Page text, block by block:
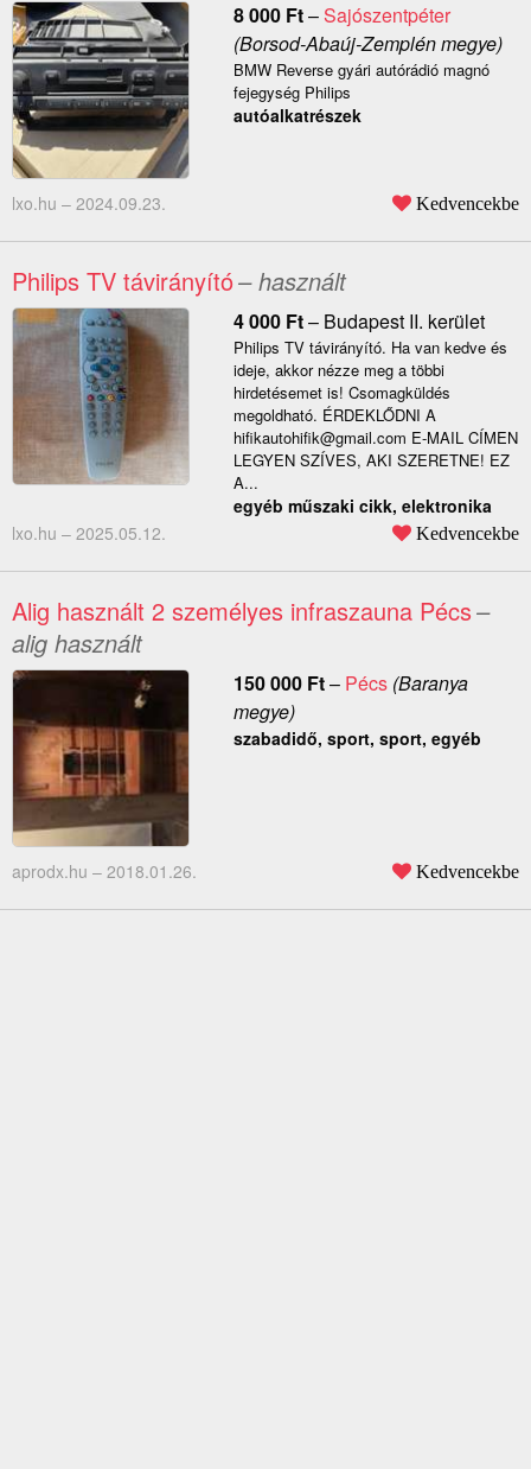
8 000 Ft–Sajószentpéter
(Borsod-Abaúj-Zemplén megye)
BMW Reverse gyári autórádió magnó
fejegység Philips
autóalkatrészek
lxo.hu – 2024.09.23. Kedvencekbe
Philips TV távirányító– használt
4 000 Ft– Budapest II. kerület
Philips TV távirányító. Ha van kedve és
ideje, akkor nézze meg a többi
hirdetésemet is! Csomagküldés
megoldható. ÉRDEKLŐDNI A
hifikautohifik@gmail.com E-MAIL CÍMEN
LEGYEN SZÍVES, AKI SZERETNE! EZ
A...
egyéb műszaki cikk, elektronika
lxo.hu – 2025.05.12. Kedvencekbe
Alig használt 2 személyes infraszauna Pécs–
alig használt
150 000 Ft– Pécs(Baranya
megye)
szabadidő, sport, sport, egyéb
aprodx.hu – 2018.01.26. Kedvencekbe